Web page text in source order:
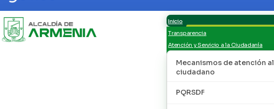
Inicio
Transparencia
Atención y Servicio a la Ciudadanía
Mecanismos de atención al
ciudadano
PQRSDF